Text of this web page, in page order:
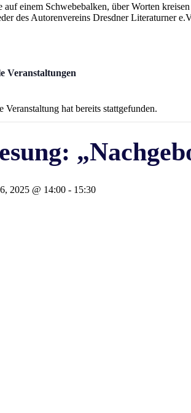
einem Schwebebalken, über Worten
des Autorenvereins Dresdner Literaturner
Veranstaltungen
Veranstaltung hat bereits stattgefunden.
2025 @ 14:00 - 15:30